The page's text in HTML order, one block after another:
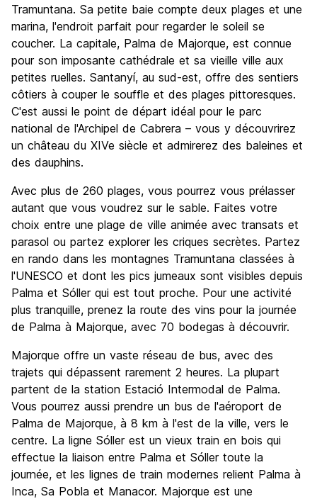
Tramuntana. Sa petite baie compte deux plages et une
marina, l'endroit parfait pour regarder le soleil se
coucher. La capitale, Palma de Majorque, est connue
pour son imposante cathédrale et sa vieille ville aux
petites ruelles. Santanyí, au sud-est, offre des sentiers
côtiers à couper le souffle et des plages pittoresques.
C'est aussi le point de départ idéal pour le parc
national de l'Archipel de Cabrera – vous y découvrirez
un château du XIVe siècle et admirerez des baleines et
des dauphins.
Avec plus de 260 plages, vous pourrez vous prélasser
autant que vous voudrez sur le sable. Faites votre
choix entre une plage de ville animée avec transats et
parasol ou partez explorer les criques secrètes. Partez
en rando dans les montagnes Tramuntana classées à
l'UNESCO et dont les pics jumeaux sont visibles depuis
Palma et Sóller qui est tout proche. Pour une activité
plus tranquille, prenez la route des vins pour la journée
de Palma à Majorque, avec 70 bodegas à découvrir.
Majorque offre un vaste réseau de bus, avec des
trajets qui dépassent rarement 2 heures. La plupart
partent de la station Estació Intermodal de Palma.
Vous pourrez aussi prendre un bus de l'aéroport de
Palma de Majorque, à 8 km à l'est de la ville, vers le
centre. La ligne Sóller est un vieux train en bois qui
effectue la liaison entre Palma et Sóller toute la
journée, et les lignes de train modernes relient Palma à
Inca, Sa Pobla et Manacor. Majorque est une